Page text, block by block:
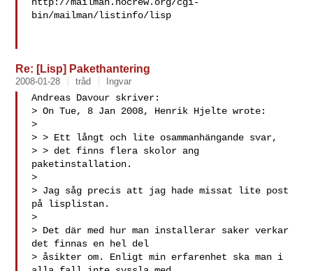
bin/mailman/listinfo/lisp
Re: [Lisp] Pakethantering
2008-01-28 tråd Ingvar
Andreas Davour skriver:
> On Tue, 8 Jan 2008, Henrik Hjelte wrote:
>
> > Ett långt och lite osammanhängande svar,
> > det finns flera skolor ang
paketinstallation.
>
> Jag såg precis att jag hade missat lite post
på lisplistan.
>
> Det där med hur man installerar saker verkar
det finnas en hel del
> åsikter om. Enligt min erfarenhet ska man i